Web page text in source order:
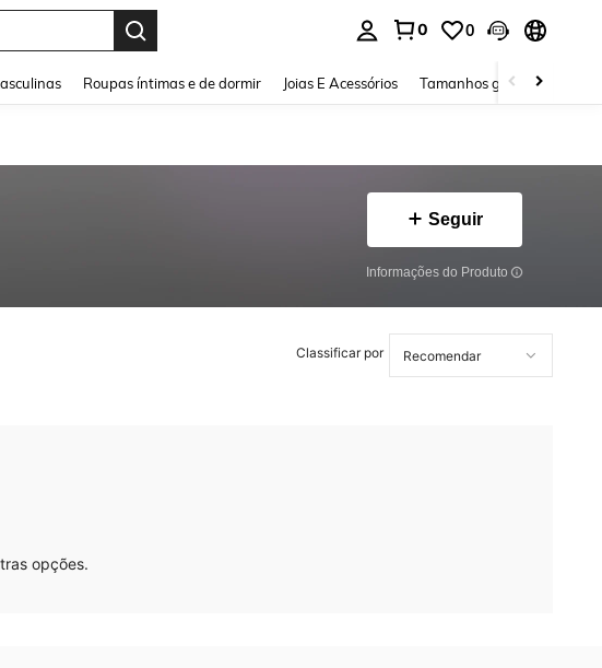
0 0
Roupas íntimas e de dormir Joias E Acessórios Tamanhos grandes
Seguir
Informações do Produto
Classificar por
opções.